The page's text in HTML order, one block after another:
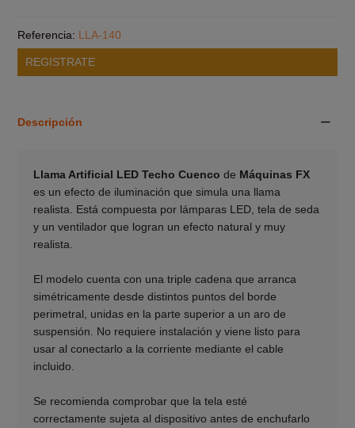
Referencia: LLA-140
REGISTRATE
Descripción
Llama Artificial LED Techo Cuenco de Máquinas FX
es un efecto de iluminación que simula una llama
realista. Está compuesta por lámparas LED, tela de seda
y un ventilador que logran un efecto natural y muy
realista.
El modelo cuenta con una triple cadena que arranca
simétricamente desde distintos puntos del borde
perimetral, unidas en la parte superior a un aro de
suspensión. No requiere instalación y viene listo para
usar al conectarlo a la corriente mediante el cable
incluido.
Se recomienda comprobar que la tela esté
correctamente sujeta al dispositivo antes de enchufarlo